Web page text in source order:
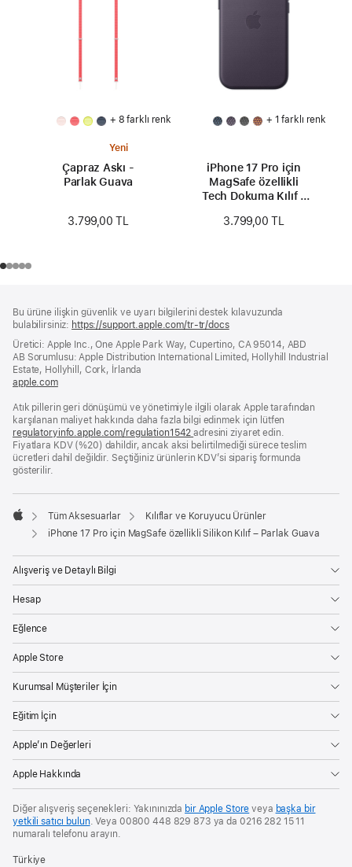
+ 8 farklı renk
Yeni
Çapraz Askı -
Parlak Guava
3.799,00 TL
+ 1 farklı renk
iPhone 17 Pro için
MagSafe özellikli
Tech Dokuma Kılıf -
3.799,00 TL
Bilgi
Bu ürüne ilişkin güvenlik ve uyarı bilgilerini destek kılavuzunda
bulabilirsiniz: https://support.apple.com/tr-tr/docs(yeni
pencerede
açılır)
Üretici: Apple Inc., One Apple Park Way, Cupertino, CA 95014, ABD
AB Sorumlusu: Apple Distribution International Limited, Hollyhill Industrial
Estate, Hollyhill, Cork, İrlanda
apple.com(yeni
pencerede
açılır)
Atık pillerin geri dönüşümü ve yönetimiyle ilgili olarak Apple tarafından
karşılanan maliyet hakkında daha fazla bilgi edinmek için lütfen
regulatoryinfo.apple.com/regulation1542(yeni
bir
pencerede
adresini ziyaret edin.
Fiyatlara KDV (%20) dahildir, ancak aksi belirtilmediği sürece teslim
ücretleri dahil değildir. Seçtiğiniz ürünlerin KDV’si sipariş formunda
gösterilir.
Apple
Tüm Aksesuarlar
Kılıflar ve Koruyucu Ürünler
iPhone 17 Pro için MagSafe özellikli Silikon Kılıf – Parlak Guava
Alışveriş ve Detaylı Bilgi
Hesap
Eğlence
Apple Store
Kurumsal Müşteriler İçin
Eğitim İçin
Apple’ın Değerleri
Apple Hakkında
Diğer alışveriş seçenekleri: Yakınınızda bir Apple Store veya başka bir
yetkili satıcı bulun. Veya 00800 448 829 873 ya da 0216 282 15 11
numaralı telefonu arayın.
Türkiye